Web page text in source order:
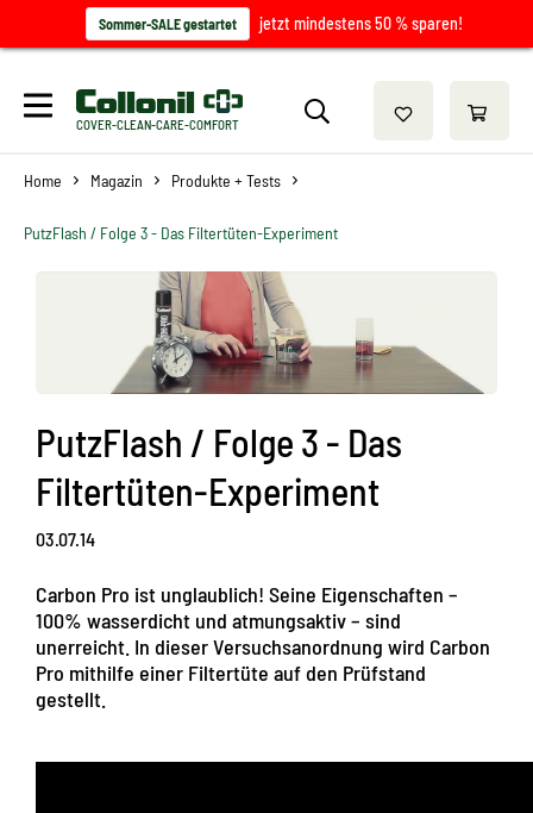
Sommer-SALE gestartet jetzt mindestens 50 % sparen!
COVER-CLEAN-CARE-COMFORT
Home Magazin Produkte + Tests
PutzFlash / Folge 3 - Das Filtertüten-Experiment
PutzFlash / Folge 3 - Das
Filtertüten-Experiment
03.07.14
Carbon Pro ist unglaublich! Seine Eigenschaften –
100% wasserdicht und atmungsaktiv – sind
unerreicht. In dieser Versuchsanordnung wird Carbon
Pro mithilfe einer Filtertüte auf den Prüfstand
gestellt.